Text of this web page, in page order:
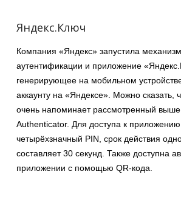
Яндекс.Ключ
Компания «Яндекс» запустила
аутентификации и приложение
генерирующее на мобильном
аккаунту на «Яндексе». Можно сказать,
очень напоминает рассмотренный
Authenticator. Для доступа к
четырёхзначный PIN, срок действия
составляет 30 секунд. Также доступна
приложении с помощью QR-кода.